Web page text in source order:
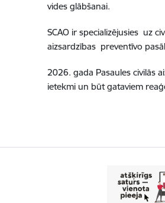
vides glābšanai.
SCAO ir specializējusies uz
aizsardzības preventīvo
2026. gada Pasaules civilās
ietekmi un būt gataviem